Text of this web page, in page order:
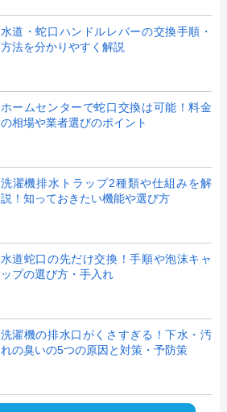
水道・蛇口ハンドルレバーの交換手順・
方法を分かりやすく解説
ホームセンターで蛇口交換は可能！料金
の相場や業者選びのポイント
洗濯機排水トラップ2種類や仕組みを解
説！知っておきたい機能や選び方
水道蛇口の先だけ交換！手順や泡沫キャ
ップの選び方・手入れ
洗濯機の排水口がくさすぎる！下水・汚
れの臭いの5つの原因と対策・予防策